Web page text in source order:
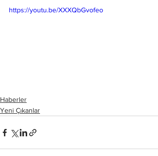
https://youtu.be/XXXQbGvofeo
Haberler
Yeni Çıkanlar